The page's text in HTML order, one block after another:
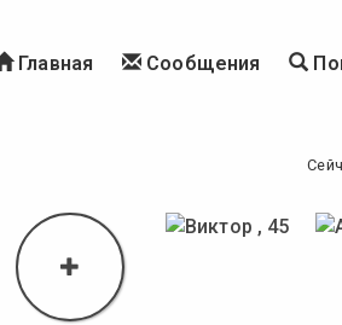
Главная Сообщения